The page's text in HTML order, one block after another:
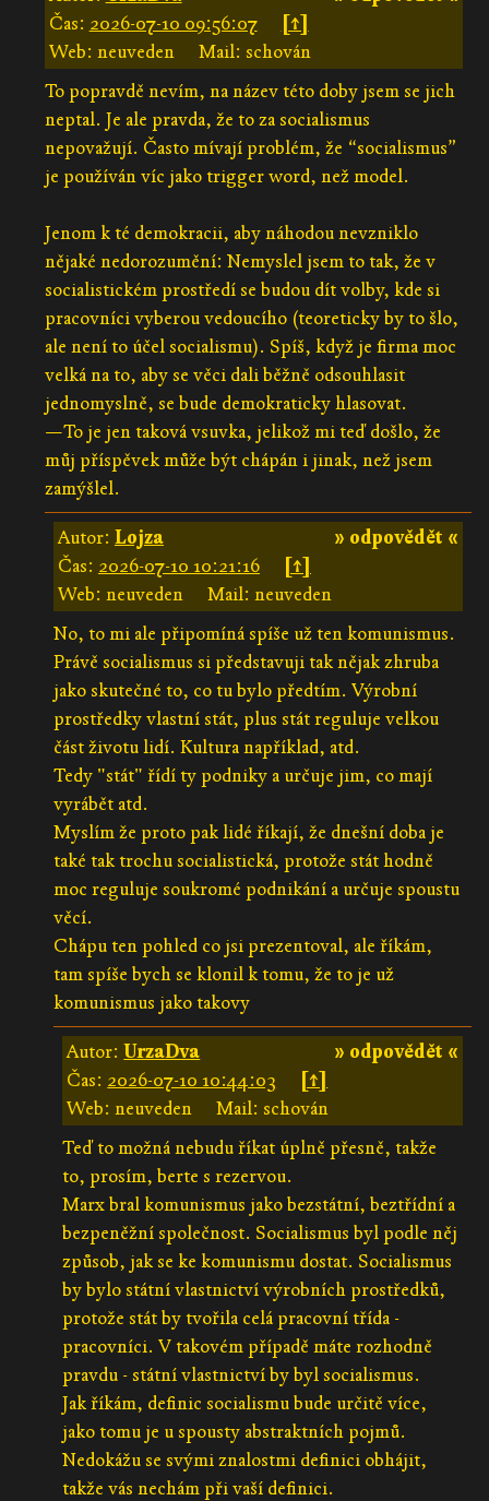
Čas: 2026-07-10 09:56:07
[↑]
Web: neuveden
Mail: schován
To popravdě nevím, na název této doby jsem se jich
neptal. Je ale pravda, že to za socialismus
nepovažují. Často mívají problém, že “socialismus”
je používán víc jako trigger word, než model.
Jenom k té demokracii, aby náhodou nevzniklo
nějaké nedorozumění: Nemyslel jsem to tak, že v
socialistickém prostředí se budou dít volby, kde si
pracovníci vyberou vedoucího (teoreticky by to šlo,
ale není to účel socialismu). Spíš, když je firma moc
velká na to, aby se věci dali běžně odsouhlasit
jednomyslně, se bude demokraticky hlasovat.
—To je jen taková vsuvka, jelikož mi teď došlo, že
můj příspěvek může být chápán i jinak, než jsem
zamýšlel.
» odpovědět «
Autor: Lojza
Čas: 2026-07-10 10:21:16
[↑]
Web: neuveden
Mail: neuveden
No, to mi ale připomíná spíše už ten komunismus.
Právě socialismus si představuji tak nějak zhruba
jako skutečné to, co tu bylo předtím. Výrobní
prostředky vlastní stát, plus stát reguluje velkou
část životu lidí. Kultura například, atd.
Tedy "stát" řídí ty podniky a určuje jim, co mají
vyrábět atd.
Myslím že proto pak lidé říkají, že dnešní doba je
také tak trochu socialistická, protože stát hodně
moc reguluje soukromé podnikání a určuje spoustu
věcí.
Chápu ten pohled co jsi prezentoval, ale říkám,
tam spíše bych se klonil k tomu, že to je už
komunismus jako takovy
» odpovědět «
Autor:UrzaDva
Čas: 2026-07-10 10:44:03
[↑]
Web: neuveden
Mail: schován
Teď to možná nebudu říkat úplně přesně, takže
to, prosím, berte s rezervou.
Marx bral komunismus jako bezstátní, beztřídní a
bezpeněžní společnost. Socialismus byl podle něj
způsob, jak se ke komunismu dostat. Socialismus
by bylo státní vlastnictví výrobních prostředků,
protože stát by tvořila celá pracovní třída -
pracovníci. V takovém případě máte rozhodně
pravdu - státní vlastnictví by byl socialismus.
Jak říkám, definic socialismu bude určitě více,
jako tomu je u spousty abstraktních pojmů.
Nedokážu se svými znalostmi definici obhájit,
takže vás nechám při vaší definici.